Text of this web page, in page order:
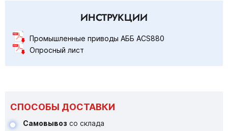
ИНСТРУКЦИИ
Промышленные приводы АББ ACS880
Опросный лист
СПОСОБЫ ДОСТАВКИ
Самовывоз со склада